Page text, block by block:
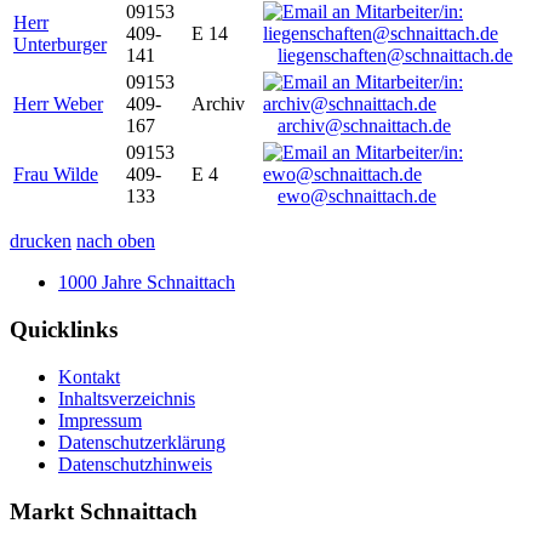
Herr
Unterburger
09153
409-
141
E 14
liegenschaften@schnaittach.de
Herr Weber
09153
409-
167
Archiv
archiv@schnaittach.de
Frau Wilde
09153
409-
133
E 4
ewo@schnaittach.de
drucken nach oben
1000 Jahre Schnaittach
Quicklinks
Kontakt
Inhaltsverzeichnis
Impressum
Datenschutzerklärung
Datenschutzhinweis
Markt Schnaittach